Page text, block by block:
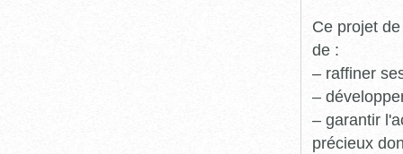
Ce projet
de :
– raffiner
–
– garantir
précieux